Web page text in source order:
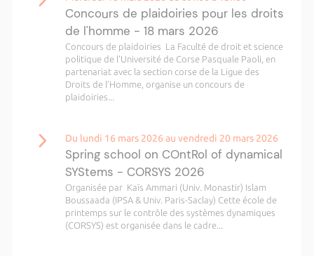
Concours de plaidoiries pour les droits
de l'homme - 18 mars 2026
Concours de plaidoiries La Faculté de droit et science
politique de l’Université de Corse Pasquale Paoli, en
partenariat avec la section corse de la Ligue des
Droits de l’Homme, organise un concours de
plaidoiries...
Du lundi 16 mars 2026 au vendredi 20 mars 2026
Spring school on COntRol of dynamical
SYStems - CORSYS 2026
Organisée par Kaïs Ammari (Univ. Monastir) Islam
Boussaada (IPSA & Univ. Paris-Saclay) Cette école de
printemps sur le contrôle des systèmes dynamiques
(CORSYS) est organisée dans le cadre...